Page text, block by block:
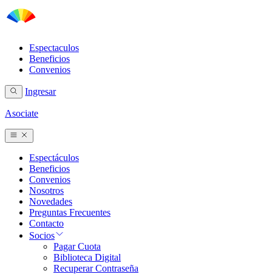
Espectaculos
Beneficios
Convenios
Ingresar
Asociate
Espectáculos
Beneficios
Convenios
Nosotros
Novedades
Preguntas Frecuentes
Contacto
Socios
Pagar Cuota
Biblioteca Digital
Recuperar Contraseña